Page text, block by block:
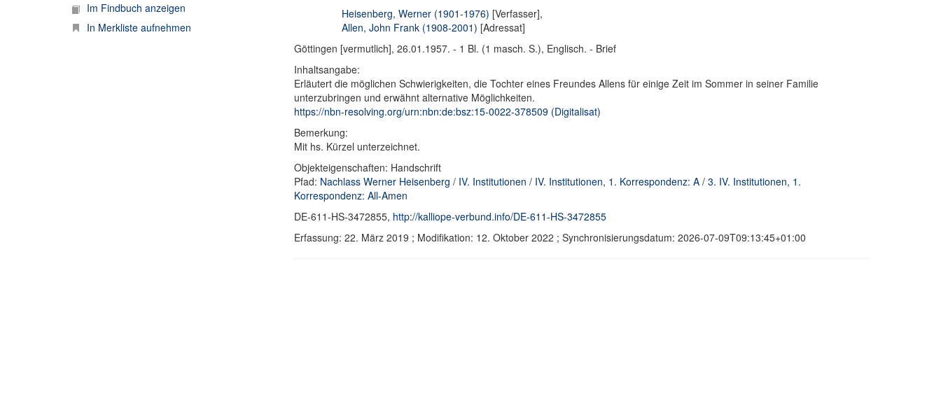
Im Findbuch anzeigen
In Merkliste aufnehmen
Heisenberg, Werner (1901-1976) [Verfasser],
Allen, John Frank (1908-2001) [Adressat]
Göttingen [vermutlich], 26.01.1957. - 1 Bl. (1 masch. S.), Englisch. - Brief
Inhaltsangabe:
Erläutert die möglichen Schwierigkeiten, die Tochter eines Freundes Allens für einige Zeit im Sommer in seiner Familie
unterzubringen und erwähnt alternative Möglichkeiten.
https://nbn-resolving.org/urn:nbn:de:bsz:15-0022-378509 (Digitalisat)
Bemerkung:
Mit hs. Kürzel unterzeichnet.
Objekteigenschaften: Handschrift
Pfad: Nachlass Werner Heisenberg / IV. Institutionen / IV. Institutionen, 1. Korrespondenz: A/ 3. IV. Institutionen, 1.
Korrespondenz: All-Amen
DE-611-HS-3472855, http://kalliope-verbund.info/DE-611-HS-3472855
Erfassung: 22. März 2019 ; Modifikation: 12. Oktober 2022 ; Synchronisierungsdatum: 2026-07-09T09:13:45+01:00